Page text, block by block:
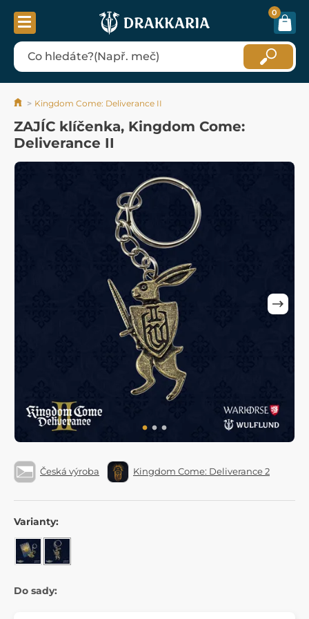
0
Kingdom Come: Deliverance II
ZAJÍC klíčenka, Kingdom Come:
Deliverance II
Česká výroba Kingdom Come: Deliverance 2
Varianty:
Do sady: